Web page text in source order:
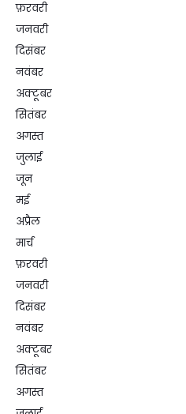
फ़रवरी
जनवरी
दिसंबर
नवंबर
अक्टूबर
सितंबर
अगस्त
जुलाई
जून
मई
अप्रैल
मार्च
फ़रवरी
जनवरी
दिसंबर
नवंबर
अक्टूबर
सितंबर
अगस्त